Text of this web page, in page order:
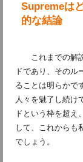
Supremeは
的な結論
これまでの解
ドであり、そのル
ることは明らかで
人々を魅了し続け
ドという枠を超え
して、これからも
でしょう。